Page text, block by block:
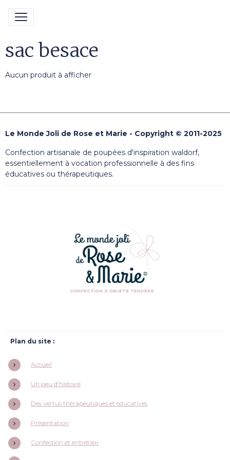
sac besace
Aucun produit à afficher
Le Monde Joli de Rose et Marie - Copyright © 2011-2025
Confection artisanale de poupées d'inspiration waldorf,
essentiellement à vocation professionnelle à des fins
éducatives ou thérapeutiques.
Plan du site :
Accueil
Un peu d'histoire
Des vertus thérapeutiques et éducatives
Présentation
Confection et entretien